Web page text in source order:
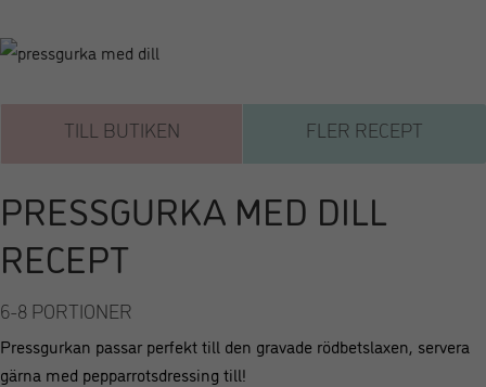
TILL BUTIKEN FLER RECEPT
PRESSGURKA MED DILL
RECEPT
6-8 PORTIONER
Pressgurkan passar perfekt till den gravade rödbetslaxen, servera
gärna med pepparrotsdressing till!